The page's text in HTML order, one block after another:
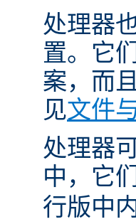
处理器
置。它
案，而
见文件
处理器
中，它
行版中